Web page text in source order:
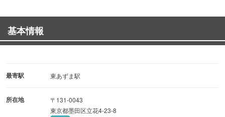
基本情報
最寄駅 東あずま駅
所在地
〒131-0043
東京都墨田区立花4-23-8